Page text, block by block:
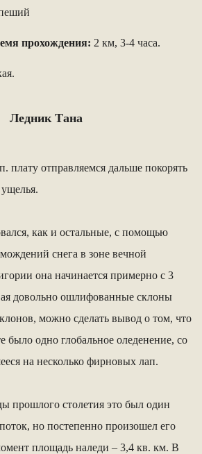
прохождения: 2 км, 3-4 часа.
Ледник Тана
плату отправляемся дальше покорять
как и остальные, с помощью
снега в зоне вечной
она начинается примерно с 3
довольно ошлифованные склоны
можно сделать вывод о том, что
было одно глобальное оледенение, со
на несколько фирновых лап.
прошлого столетия это был один
но постепенно произошел его
площадь наледи – 3,4 кв. км. В